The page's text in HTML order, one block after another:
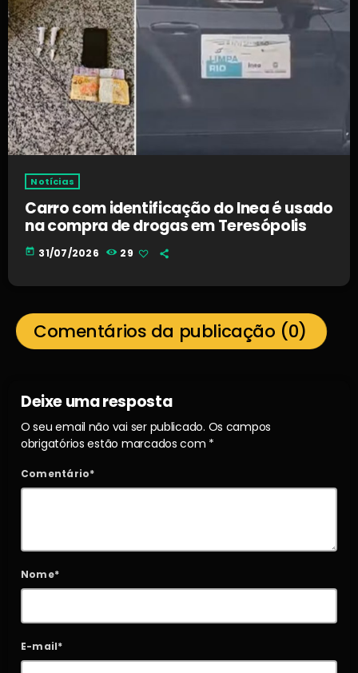
Notícias
Carro com identificação do Inea é usado
na compra de drogas em Teresópolis
today 31/07/2026 29
Comentários da publicação (0)
Deixe uma resposta
O seu email não vai ser publicado. Os campos
obrigatórios estão marcados com *
Comentário*
Nome*
E-mail*